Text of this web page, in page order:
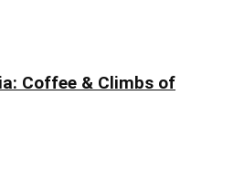
Coffee & Climbs of